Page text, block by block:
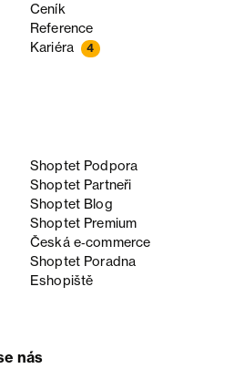
Ceník
Reference
Kariéra 4
Shoptet Podpora
Shoptet Partneři
Shoptet Blog
Shoptet Premium
Česká e‑commerce
Shoptet Poradna
Eshopiště
nás